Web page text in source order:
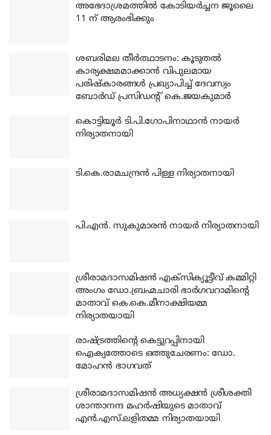
അഭേദാശ്രമത്തില്‍ കോടിയര്‍ച്ചന ജൂലൈ
11 ന് ആരംഭിക്കും
ശബരിമല തീര്‍ത്ഥാടനം: കൂടുതല്‍
കാര്യക്ഷമമാക്കാന്‍ വിപുലമായ
പരിഷ്‌കാരങ്ങള്‍ പ്രഖ്യാപിച്ച് ദേവസ്വം
ബോര്‍ഡ് പ്രസിഡന്റ് കെ.ജയകുമാര്‍
കൊട്ടിയൂര്‍ ടി.പി.ഗോപിനാഥാന്‍ നായര്‍
നിര്യാതനായി
ടി.കെ.രാമചന്ദ്രന്‍ പിള്ള നിര്യാതനായി
പി.എന്‍. സുകുമാരന്‍ നായര്‍ നിര്യാതനായി
ശ്രീരാമദാസമിഷന്‍ എക്‌സിക്യൂട്ടീവ് കമ്മിറ്റി
അംഗം ഡോ.ബ്രഹ്മചാരി ഭാര്‍ഗവറാമിന്റെ
മാതാവ് കെ.കെ.മീനാക്ഷിയമ്മ
നിര്യാതയായി
രാഷ്ട്രത്തിന്റെ കെട്ടുറപ്പിനായി
ഐക്യത്തോടെ ഒത്തുചേരണം: ഡോ.
മോഹന്‍ ഭാഗവത്
ശ്രീരാമദാസമിഷന്‍ അധ്യക്ഷന്‍ ശ്രീശക്തി
ശാന്താനന്ദ മഹര്‍ഷിയുടെ മാതാവ്
എന്‍.എസ്.ലളിതമ്മ നിര്യാതയായി